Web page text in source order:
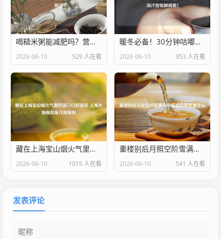
喝糙米粥能减肥吗？营养专家揭秘真相 附正确做法
2026-06-10 529 人在看
暖冬必备！30分钟咕嘟出酥烂入味啤酒牛肉，汤汁泡饭舔碗底！
2026-06-10 953 人在看
藏在上海宝山烟火气里的家门口好医院 上海大场医院是几级医院
2026-06-10 1015 人在看
重楼别后月照空阶雪满衣中重楼的别名是什么
2026-06-10 541 人在看
发表评论